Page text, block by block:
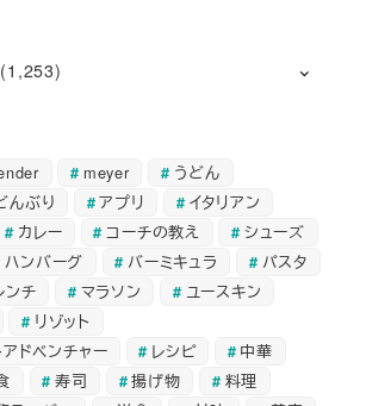
(1,253)
meyer
うどん
んぶり アプリ
イタリアン
カレー コーチの教え
シューズ
ハンバーグ バーミキュラ
パスタ
ンチ マラソン
ユースキン
リゾット
ドベンチャー
レシピ
中華
寿司 揚げ物
料理